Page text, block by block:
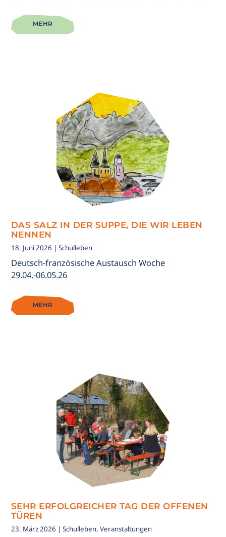
MEHR
DAS SALZ IN DER SUPPE, DIE WIR LEBEN
NENNEN
18. Juni 2026 | Schulleben
Deutsch-französische Austausch Woche
29.04.-06.05.26
MEHR
SEHR ERFOLGREICHER TAG DER OFFENEN
TÜREN
23. März 2026 | Schulleben, Veranstaltungen